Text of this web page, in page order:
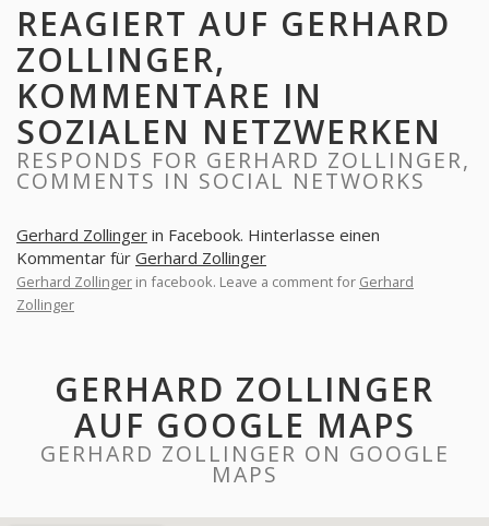
REAGIERT AUF GERHARD
ZOLLINGER,
KOMMENTARE IN
SOZIALEN NETZWERKEN
RESPONDS FOR GERHARD ZOLLINGER,
COMMENTS IN SOCIAL NETWORKS
Gerhard Zollinger in Facebook. Hinterlasse einen
Kommentar für Gerhard Zollinger
Gerhard Zollinger in facebook. Leave a comment for Gerhard
Zollinger
GERHARD ZOLLINGER
AUF GOOGLE MAPS
GERHARD ZOLLINGER ON GOOGLE
MAPS